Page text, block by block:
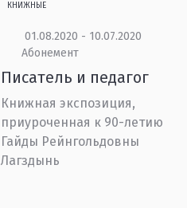
КНИЖНЫЕ
01.08.2020 - 10.07.2020
Абонемент
Писатель и педагог
Книжная экспозиция,
приуроченная к 90-летию
Гайды Рейнгольдовны
Лагздынь